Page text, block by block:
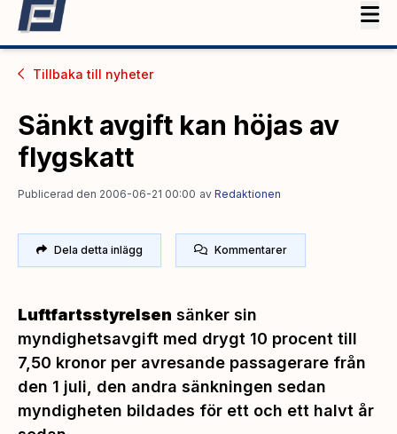
Tillbaka till nyheter
Sänkt avgift kan höjas av
flygskatt
Publicerad den 2006-06-21 00:00 av Redaktionen
Dela detta inlägg Kommentarer
Luftfartsstyrelsen sänker sin
myndighetsavgift med drygt 10 procent till
7,50 kronor per avresande passagerare från
den 1 juli, den andra sänkningen sedan
myndigheten bildades för ett och ett halvt år